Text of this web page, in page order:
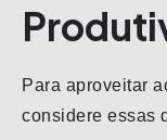
Para aproveitar
considere essas